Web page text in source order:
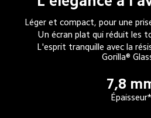
Léger et compact, pour une
Un écran plat qui réduit les
L'esprit tranquille avec la
Gorilla®
7,8
Épaisseur*